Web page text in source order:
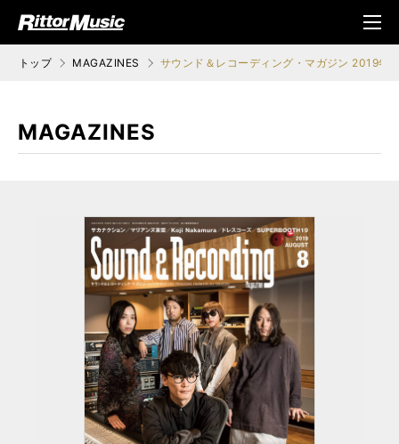
ジック (Rittor Musi
メニ
ュ
トップ MAGAZINES サウンド＆レコーディング・マガジン 2019年8
MAGAZINES